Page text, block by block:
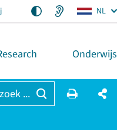
NL
Onderwijs
...